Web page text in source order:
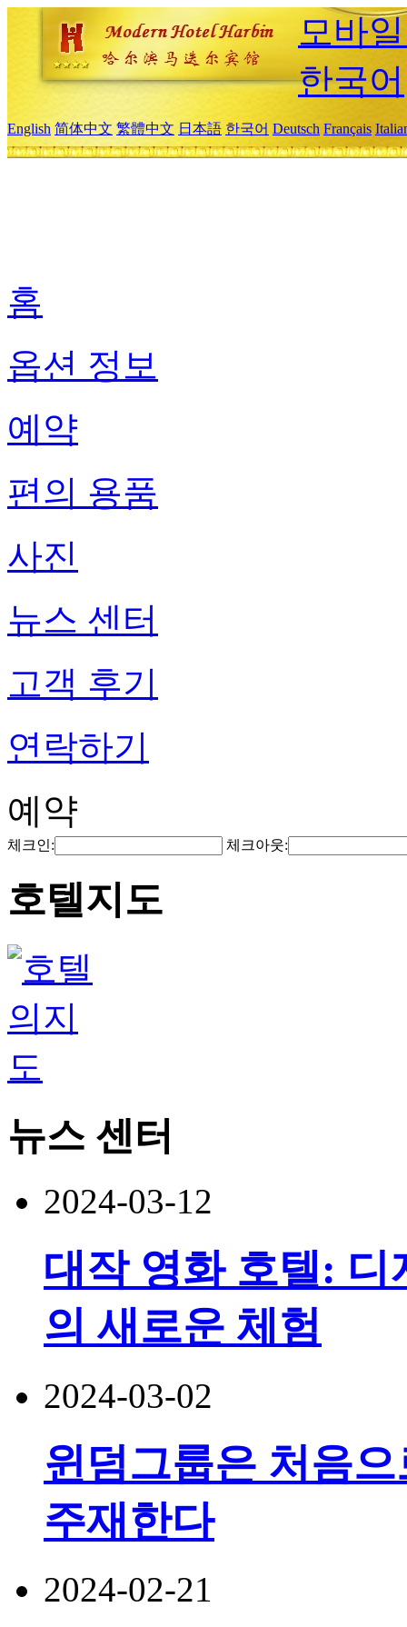
모바
한국어
English 简体中文 繁體中文 日本語 한국어 Deutsch Français
홈
옵션 정보
예약
편의 용품
사진
뉴스 센터
고객 후기
연락하기
예약
체크인: 체크아웃:
호텔지도
뉴스 센터
2024-03-12
대작 영화 호텔: 디
의 새로운 체험
2024-03-02
윈덤그룹은 처음
주재한다
2024-02-21